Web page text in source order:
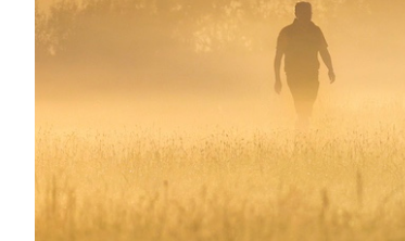
Mondiali calcio 2026
NEWSLETTER